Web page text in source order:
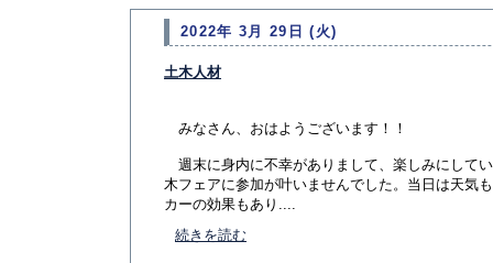
2022年 3月 29日 (火)
土木人材
みなさん、おはようございます！！
週末に身内に不幸がありまして、楽しみにして
木フェアに参加が叶いませんでした。当日は天気
カーの効果もあり....
続きを読む